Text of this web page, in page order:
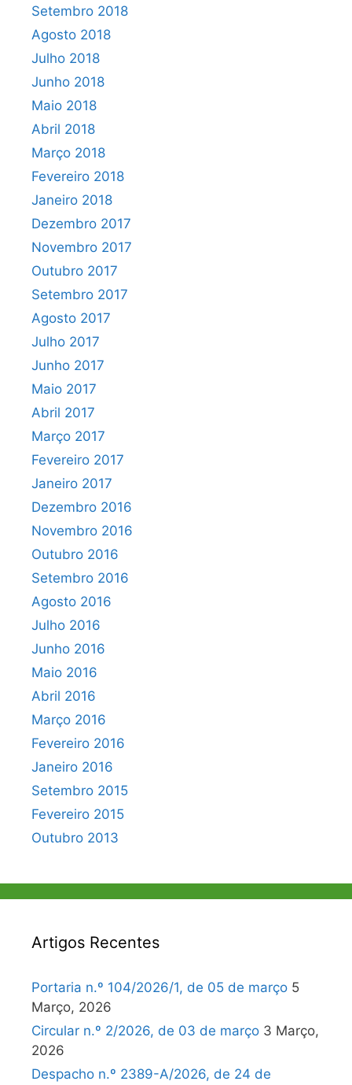
Setembro 2018
Agosto 2018
Julho 2018
Junho 2018
Maio 2018
Abril 2018
Março 2018
Fevereiro 2018
Janeiro 2018
Dezembro 2017
Novembro 2017
Outubro 2017
Setembro 2017
Agosto 2017
Julho 2017
Junho 2017
Maio 2017
Abril 2017
Março 2017
Fevereiro 2017
Janeiro 2017
Dezembro 2016
Novembro 2016
Outubro 2016
Setembro 2016
Agosto 2016
Julho 2016
Junho 2016
Maio 2016
Abril 2016
Março 2016
Fevereiro 2016
Janeiro 2016
Setembro 2015
Fevereiro 2015
Outubro 2013
Artigos Recentes
Portaria n.º 104/2026/1, de 05 de março 5
Março, 2026
Circular n.º 2/2026, de 03 de março 3 Março,
2026
Despacho n.º 2389-A/2026, de 24 de